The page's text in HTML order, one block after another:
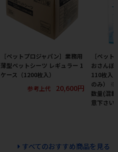
［ペットプロジャパン］業務用
薄型ペットシーツ レギュラー 1
ケース（1200枚入）
参考上代
20,600円
［ペッ
おさんぽ
110枚入
のみ） ※
数量(混
意下さい
すべてのおすすめ商品を見る